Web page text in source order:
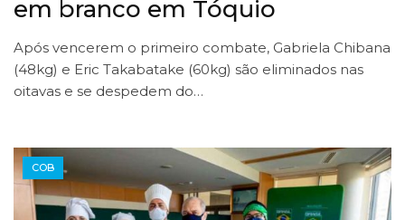
em branco em Tóquio
Após vencerem o primeiro combate, Gabriela Chibana
(48kg) e Eric Takabatake (60kg) são eliminados nas
oitavas e se despedem do…
COB